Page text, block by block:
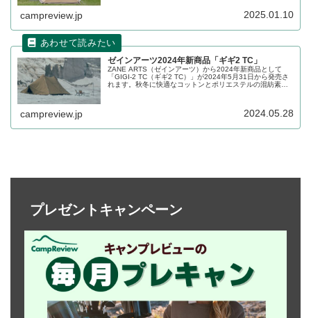
campreview.jp 2025.01.10
ゼインアーツ2024年新商品「ギギ2 TC」
ZANE ARTS（ゼインアーツ）から2024年新商品として
「GIGI-2 TC（ギギ2 TC）」が2024年5月31日から発売さ
れます。秋冬に快適なコットンとポリエステルの混紡素材
campreview.jp 2024.05.28
プレゼントキャンペーン